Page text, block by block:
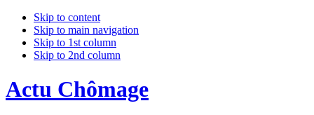
Skip to content
Skip to main navigation
Skip to 1st column
Skip to 2nd column
Actu Chômage